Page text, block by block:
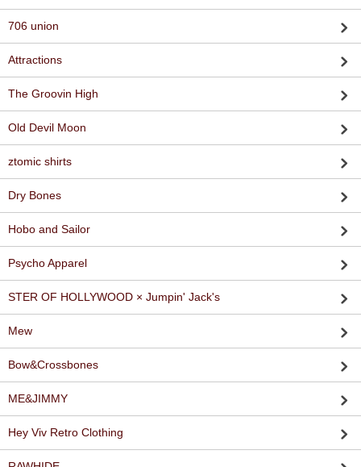
706 union
Attractions
The Groovin High
Old Devil Moon
ztomic shirts
Dry Bones
Hobo and Sailor
Psycho Apparel
STER OF HOLLYWOOD × Jumpin' Jack's
Mew
Bow&Crossbones
ME&JIMMY
Hey Viv Retro Clothing